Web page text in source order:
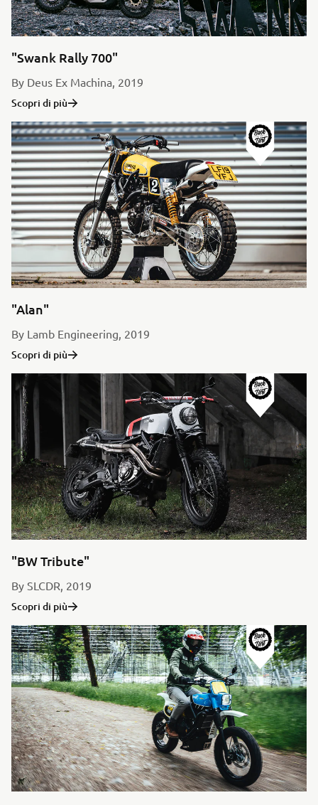
"Swank Rally 700"
By Deus Ex Machina, 2019
Scopri di più
"Alan"
By Lamb Engineering, 2019
Scopri di più
"BW Tribute"
By SLCDR, 2019
Scopri di più